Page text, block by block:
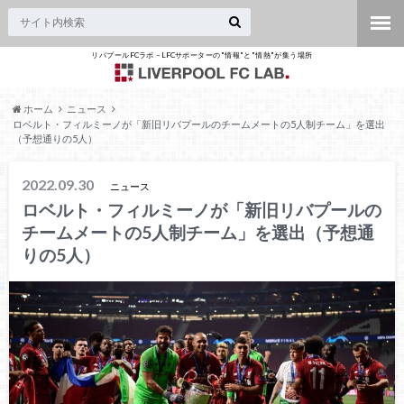
リバプールFCラボ – LFCサポーターの"情報"と"情熱"が集う場所
ホーム
ニュース
ロベルト・フィルミーノが「新旧リバプールのチームメートの5人制チーム」を選出
（予想通りの5人）
2022.09.30 ニュース
ロベルト・フィルミーノが「新旧リバプールの
チームメートの5人制チーム」を選出（予想通
りの5人）